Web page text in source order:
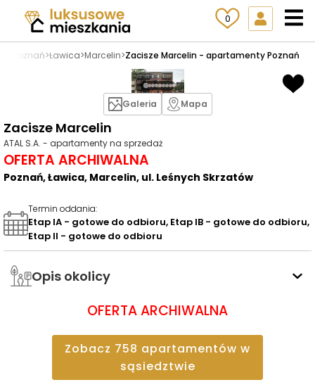
0
Poznań>Ławica>Marcelin>Zacisze Marcelin - apartamenty Poznań
Zacisze Marcelin
ATAL S.A. - apartamenty na sprzedaż
OFERTA ARCHIWALNA
Poznań, Ławica, Marcelin, ul. Leśnych Skrzatów
Galeria Mapa
Termin oddania:
Etap IA - gotowe do odbioru, Etap IB - gotowe do odbioru,
Etap II - gotowe do odbioru
Opis okolicy
OFERTA ARCHIWALNA
Zobacz 758 apartamentów w
sąsiedztwie